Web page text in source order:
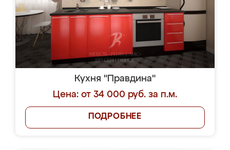
Кухня "Правдина"
Цена: от 34 000 руб. за п.м.
ПОДРОБНЕЕ